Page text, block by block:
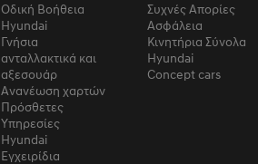
Οδική Βοήθεια
Hyundai
Γνήσια
ανταλλακτικά και
αξεσουάρ
Ανανέωση χαρτών
Πρόσθετες
Υπηρεσίες
Hyundai
Εγχειρίδια
Συχνές Απορίες
Ασφάλεια
Κινητήρια Σύνολα
Hyundai
Concept cars